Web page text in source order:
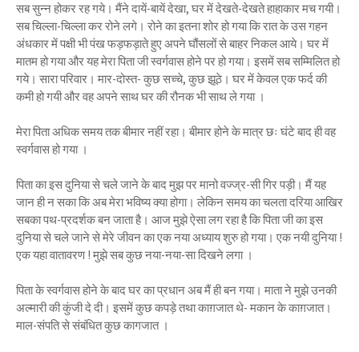
सब सुन्न होकर रह गये। मैंने दायें-बायें देखा, घर में देखते-देखते हाहाकार मच गयी।
सब चिल्ला-चिल्ला कर रोने लगे। रोने का इतना शोर हो गया कि रात के उस गहन
अंधकार में पक्षी भी पंख फड़फड़ाते हुए अपने घौंसलों से बाहर निकल आये। घर में
मातम हो गया और यह मेरा पिता जी स्वर्गवास होने पर हो गया। इसमें सब सम्मिलित हो
गये। सारा परिवार। मार-दोस्त- कुछ सच्चे, कुछ झूठे। घर में केवल एक फर्द की
कमी हो गयी और वह अपने साथ घर की रौनक भी साथ ले गया ।
मेरा पिता अधिक समय तक बीमार नहीं रहा। बीमार होने के मात्र छः घंटे बाद ही वह
स्वर्गवास हो गया ।
पिता का इस दुनिया से चले जाने के बाद मुझ पर मानो वज्ज्र-सी गिर पड़ी। मैं यह
जान ही न सका कि अब मेरा भविष्य क्या होगा। लेकिन समय का चलता दरिया आखिर
सबका पथ-प्रदर्शक बन जाता है। आज मुझे ऐसा लग रहा है कि पिता जी का इस
दुनिया से चले जाने से मेरे जीवन का एक नया अध्याय शुरु हो गया। एक नयी दुनिया !
एक यहा वातावरण ! मुझे सब कुछ नया-नया-सा दिखने लगा ।
पिता के स्वर्गवास होने के बाद घर का प्रधान अब मैं ही बन गया। माता ने मुझे उनकी
अल्मारी की कुंजी दे दी। इसमें कुछ कपड़े तथा काग़जात थे- मकान के काग़जात।
माल-संपति से संबंधित कुछ कागजात ।